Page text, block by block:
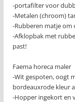
-portafilter voor
-Metalen (chroom)
-Rubberen matje om
-Afklopbak met
past!
Faema horeca maler
-Wit gespoten, oogt
bordeauxrode kleur
-Hopper ingekort en